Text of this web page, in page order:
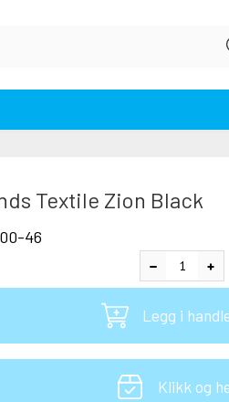
Textile Zion Black
46
Legg i
Klikk og